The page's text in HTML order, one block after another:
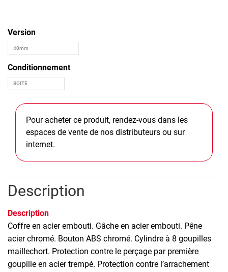
Version
Conditionnement
Pour acheter ce produit, rendez-vous dans les
espaces de vente de nos distributeurs ou sur
internet.
Description
Description
Coffre en acier embouti. Gâche en acier embouti. Pêne
acier chromé. Bouton ABS chromé. Cylindre à 8 goupilles
maillechort. Protection contre le perçage par première
goupille en acier trempé. Protection contre l’arrachement